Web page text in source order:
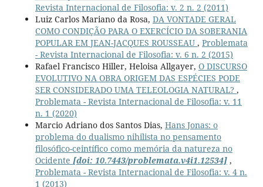
Revista Internacional de Filosofia: v. 2 n. 2 (2011)
Luiz Carlos Mariano da Rosa, DA VONTADE GERAL
COMO CONDIÇÃO PARA O EXERCÍCIO DA SOBERANIA
POPULAR EM JEAN-JACQUES ROUSSEAU , Problemata
- Revista Internacional de Filosofia: v. 6 n. 2 (2015)
Rafael Francisco Hiller, Heloisa Allgayer, O DISCURSO
EVOLUTIVO NA OBRA ORIGEM DAS ESPÉCIES PODE
SER CONSIDERADO UMA TELEOLOGIA NATURAL? ,
Problemata - Revista Internacional de Filosofia: v. 11
n. 1 (2020)
Marcio Adriano dos Santos Dias, Hans Jonas: o
problema do dualismo nihilista no pensamento
filosófico-ceintífico como memória da natureza no
Ocidente [doi: 10.7443/problemata.v4i1.12534],
Problemata - Revista Internacional de Filosofia: v. 4 n.
1 (2013)